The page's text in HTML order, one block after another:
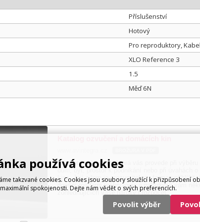
Příslušenství
Hotový
Pro reproduktory, Kabel
XLO Reference 3
1.5
Měď 6N
Inspirativní brožura, která vás provede při výběru
dům, byt, prostor k podnikání nebo při úvahách o
kina. Její cílem je srozumitelnou formou
dnešní moderní technologie a nabídnout vám
zohledňujících vaše nároky i rozpočet.
používá cookies
takzvané cookies. Cookies jsou soubory sloužící k přizpůsobení
spokojenosti. Dejte nám vědět o svých preferencích.
Povolit výběr